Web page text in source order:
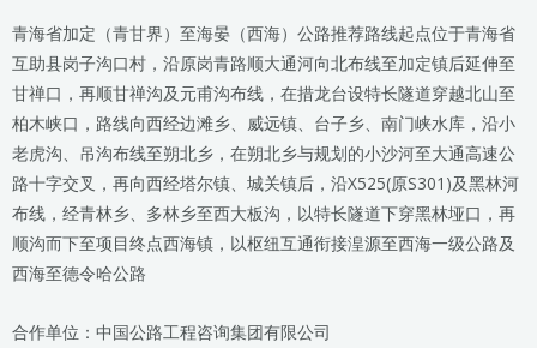
青海省加定（青甘界）至海晏（西海）公路推荐路线起点位于青海省
互助县岗子沟口村，沿原岗青路顺大通河向北布线至加定镇后延伸至
甘禅口，再顺甘禅沟及元甫沟布线，在措龙台设特长隧道穿越北山至
柏木峡口，路线向西经边滩乡、威远镇、台子乡、南门峡水库，沿小
老虎沟、吊沟布线至朔北乡，在朔北乡与规划的小沙河至大通高速公
路十字交叉，再向西经塔尔镇、城关镇后，沿X525(原S301)及黑林河
布线，经青林乡、多林乡至西大板沟，以特长隧道下穿黑林垭口，再
顺沟而下至项目终点西海镇，以枢纽互通衔接湟源至西海一级公路及
西海至德令哈公路
合作单位：中国公路工程咨询集团有限公司